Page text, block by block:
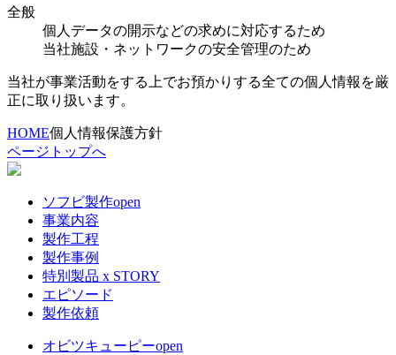
全般
個人データの開示などの求めに対応するため
当社施設・ネットワークの安全管理のため
当社が事業活動をする上でお預かりする全ての個人情報を厳
正に取り扱います。
HOME個人情報保護方針
ページトップへ
ソフビ製作open
事業内容
製作工程
製作事例
特別製品 x STORY
エピソード
製作依頼
オビツキューピーopen